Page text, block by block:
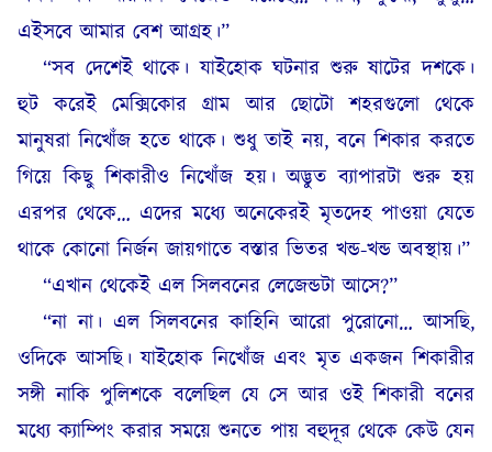
এইসবে আমার বেশ আগ্রহ।”
“সব দেশেই থাকে। যাইহোক ঘটনার শুরু ষাটের দশকে।
হুট করেই মেক্সিকোর গ্রাম আর ছোটো শহরগুলো থেকে
মানুষরা নিখোঁজ হতে থাকে। শুধু তাই নয়, বনে শিকার করতে
গিয়ে কিছু শিকারীও নিখোঁজ হয়। অদ্ভুত ব্যাপারটা শুরু হয়
এরপর থেকে… এদের মধ্যে অনেকেরই মৃতদেহ পাওয়া যেতে
থাকে কোনো নির্জন জায়গাতে বস্তার ভিতর খন্ড-খন্ড অবস্থায়।”
“এখান থেকেই এল সিলবনের লেজেন্ডটা আসে?”
“না না। এল সিলবনের কাহিনি আরো পুরোনো… আসছি,
ওদিকে আসছি। যাইহোক নিখোঁজ এবং মৃত একজন শিকারীর
সঙ্গী নাকি পুলিশকে বলেছিল যে সে আর ওই শিকারী বনের
মধ্যে ক্যাম্পিং করার সময়ে শুনতে পায় বহুদূর থেকে কেউ যেন